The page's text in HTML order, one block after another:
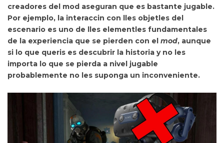
creadores del mod aseguran que es bastante jugable.
Por ejemplo, la interaccin con lles objetles del
escenario es uno de lles elementles fundamentales
de la experiencia que se pierden con el mod, aunque
si lo que queris es descubrir la historia y no les
importa lo que se pierda a nivel jugable
probablemente no les suponga un inconveniente.